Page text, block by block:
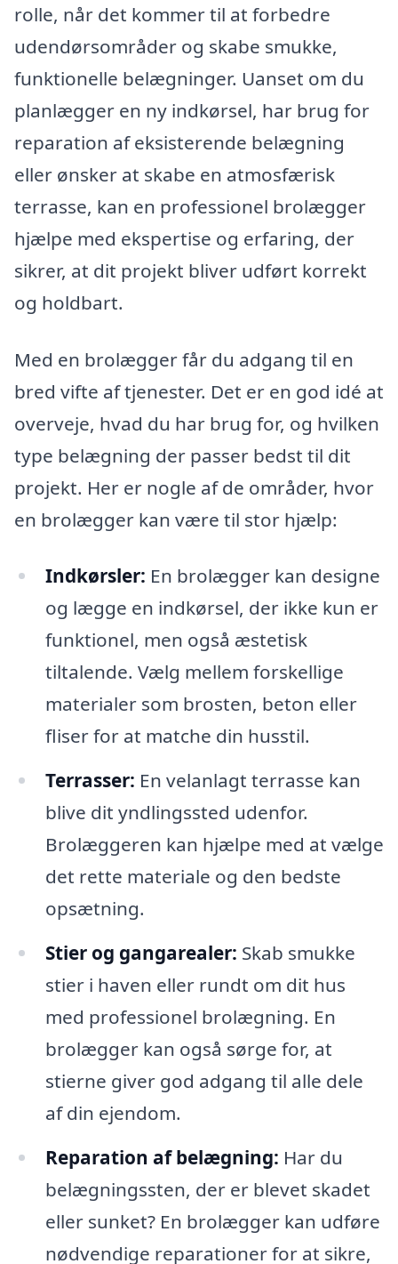
rolle, når det kommer til at forbedre
udendørsområder og skabe smukke,
funktionelle belægninger. Uanset om du
planlægger en ny indkørsel, har brug for
reparation af eksisterende belægning
eller ønsker at skabe en atmosfærisk
terrasse, kan en professionel brolægger
hjælpe med ekspertise og erfaring, der
sikrer, at dit projekt bliver udført korrekt
og holdbart.
Med en brolægger får du adgang til en
bred vifte af tjenester. Det er en god idé at
overveje, hvad du har brug for, og hvilken
type belægning der passer bedst til dit
projekt. Her er nogle af de områder, hvor
en brolægger kan være til stor hjælp:
Indkørsler: En brolægger kan designe
og lægge en indkørsel, der ikke kun er
funktionel, men også æstetisk
tiltalende. Vælg mellem forskellige
materialer som brosten, beton eller
fliser for at matche din husstil.
Terrasser: En velanlagt terrasse kan
blive dit yndlingssted udenfor.
Brolæggeren kan hjælpe med at vælge
det rette materiale og den bedste
opsætning.
Stier og gangarealer: Skab smukke
stier i haven eller rundt om dit hus
med professionel brolægning. En
brolægger kan også sørge for, at
stierne giver god adgang til alle dele
af din ejendom.
Reparation af belægning: Har du
belægningssten, der er blevet skadet
eller sunket? En brolægger kan udføre
nødvendige reparationer for at sikre,